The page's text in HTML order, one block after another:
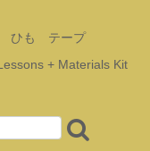
ひも テープ
+ Materials Kit